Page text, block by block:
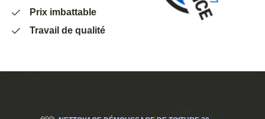
Prix imbattable
Travail de qualité